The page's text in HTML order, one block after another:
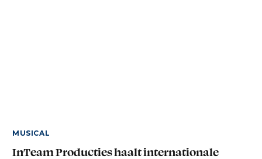
MUSICAL
InTeam Producties haalt internationale